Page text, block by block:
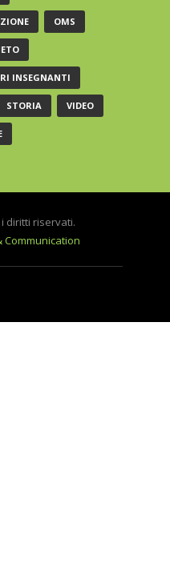
OMS
INSEGNANTI
STORIA VIDEO
diritti riservati.
Communication